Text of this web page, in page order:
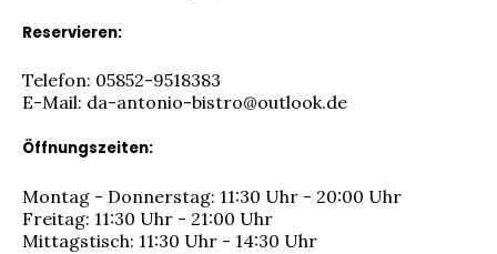
Reservieren:
Telefon: 05852-9518383
E-Mail: da-antonio-bistro@outlook.de
Öffnungszeiten:
Montag - Donnerstag: 11:30 Uhr - 20:00 Uhr
Freitag: 11:30 Uhr - 21:00 Uhr
Mittagstisch: 11:30 Uhr - 14:30 Uhr